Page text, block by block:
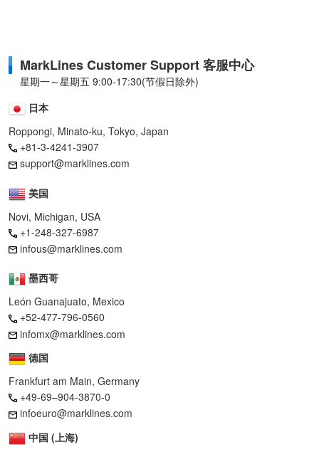
MarkLines Customer Support 客服中心
星期一～星期五 9:00-17:30(节假日除外)
日本
Roppongi, Minato-ku, Tokyo, Japan
+81-3-4241-3907
support@marklines.com
美国
Novi, Michigan, USA
+1-248-327-6987
infous@marklines.com
墨西哥
León Guanajuato, Mexico
+52-477-796-0560
infomx@marklines.com
德国
Frankfurt am Main, Germany
+49-69–904-3870-0
infoeuro@marklines.com
中国 (上海)